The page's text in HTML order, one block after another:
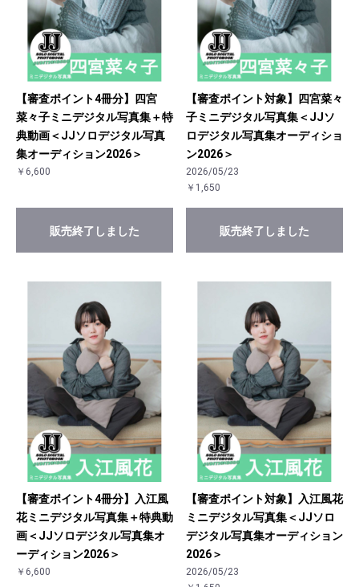
【審査ポイント4冊分】四宮
菜々子ミニデジタル写真集＋特
典動画＜JJソロデジタル写真
集オーディション2026＞
￥6,600
販売終了しました
【審査ポイント対象】四宮菜々
子ミニデジタル写真集＜JJソ
ロデジタル写真集オーディショ
ン2026＞
2026/05/23
￥1,650
販売終了しました
【審査ポイント4冊分】入江風
花ミニデジタル写真集＋特典動
画＜JJソロデジタル写真集オ
ーディション2026＞
￥6,600
【審査ポイント対象】入江風花
ミニデジタル写真集＜JJソロ
デジタル写真集オーディション
2026＞
2026/05/23